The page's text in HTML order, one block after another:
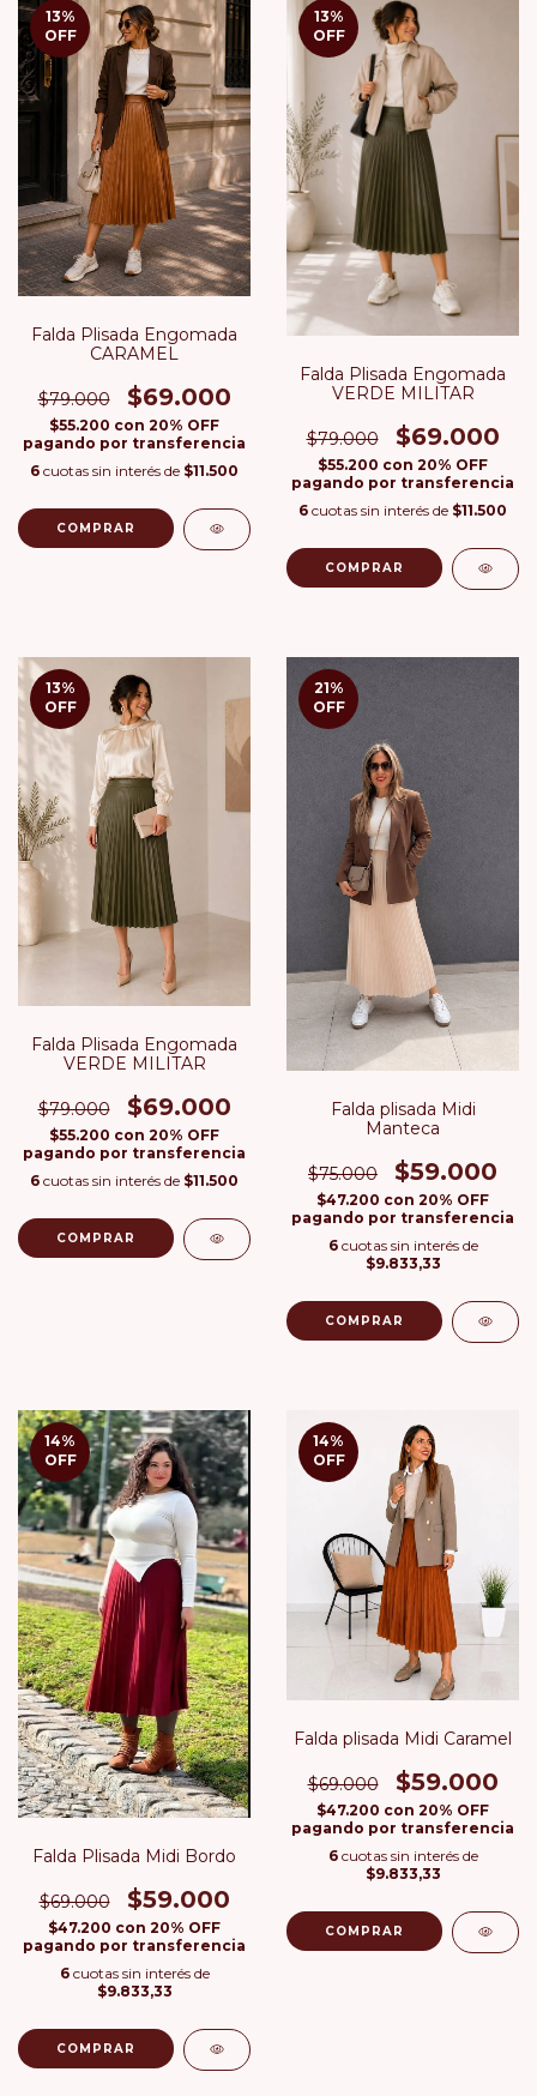
13%
OFF
Falda Plisada Engomada
CARAMEL
$79.000 $69.000
$55.200 con 20% OFF
pagando por transferencia
6 cuotas sin interés de $11.500
COMPRAR
13%
OFF
Falda Plisada Engomada
VERDE MILITAR
$79.000 $69.000
$55.200 con 20% OFF
pagando por transferencia
6 cuotas sin interés de $11.500
COMPRAR
13%
OFF
Falda Plisada Engomada
VERDE MILITAR
$79.000 $69.000
$55.200 con 20% OFF
pagando por transferencia
6 cuotas sin interés de $11.500
COMPRAR
21%
OFF
Falda plisada Midi
Manteca
$75.000 $59.000
$47.200 con 20% OFF
pagando por transferencia
6 cuotas sin interés de
$9.833,33
COMPRAR
14%
OFF
Falda Plisada Midi Bordo
$69.000 $59.000
$47.200 con 20% OFF
pagando por transferencia
6 cuotas sin interés de
$9.833,33
COMPRAR
14%
OFF
Falda plisada Midi Caramel
$69.000 $59.000
$47.200 con 20% OFF
pagando por transferencia
6 cuotas sin interés de
$9.833,33
COMPRAR